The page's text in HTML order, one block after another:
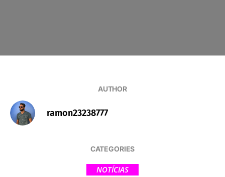
AUTHOR
ramon23238777
CATEGORIES
NOTÍCIAS